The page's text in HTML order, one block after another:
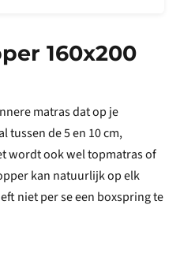
160x200
matras dat op je
tussen de 5 en 10 cm,
wordt ook wel topmatras of
kan natuurlijk op elk
niet per se een boxspring te